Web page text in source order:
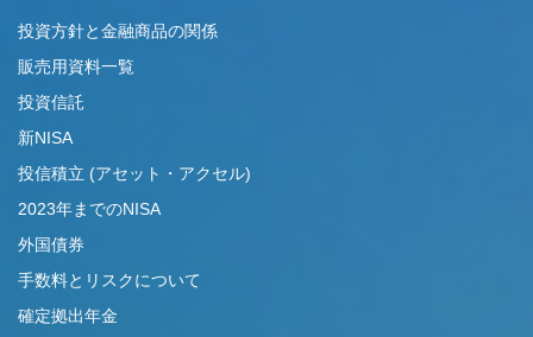
投資方針と金融商品の関係
販売用資料一覧
投資信託
新NISA
投信積立 (アセット・アクセル)
2023年までのNISA
外国債券
手数料とリスクについて
確定拠出年金